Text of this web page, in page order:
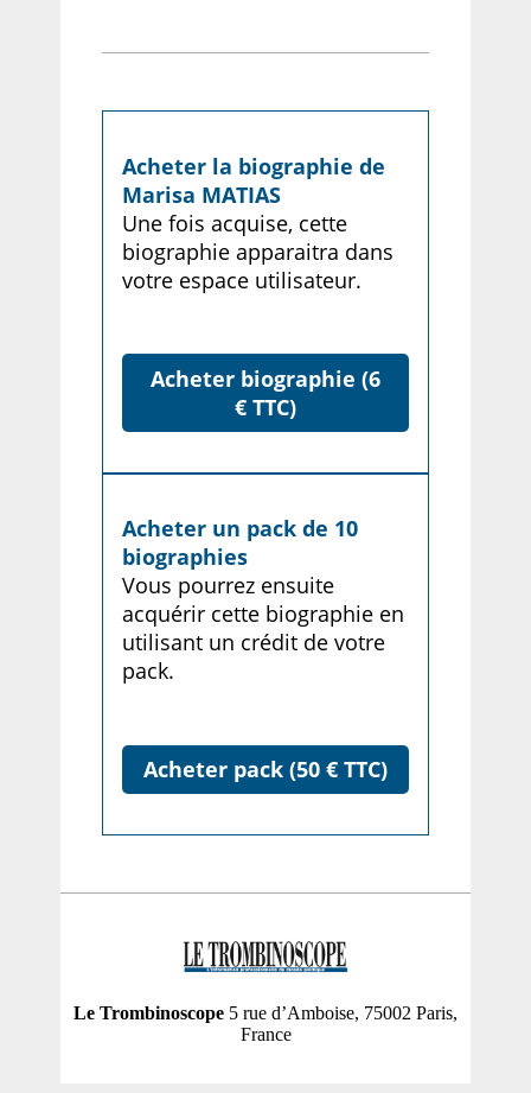
Acheter la biographie de
Marisa MATIAS
Une fois acquise, cette
biographie apparaitra dans
votre espace utilisateur.
Acheter biographie (6
€ TTC)
Acheter un pack de 10
biographies
Vous pourrez ensuite
acquérir cette biographie en
utilisant un crédit de votre
pack.
Acheter pack (50 € TTC)
Le Trombinoscope 5 rue d’Amboise, 75002 Paris,
France